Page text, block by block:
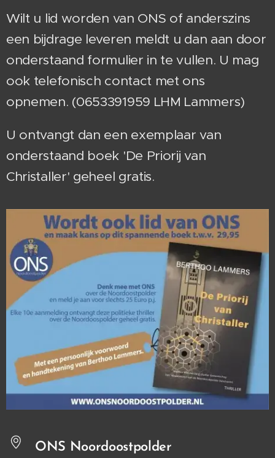
Wilt u lid worden van ONS of anderszins
een bijdrage leveren meldt u dan aan door
onderstaand formulier in te vullen. U mag
ook telefonisch contact met ons
opnemen. (0653391959 LHM Lammers)
U ontvangt dan een exemplaar van
onderstaand boek 'De Priorij van
Christaller' geheel gratis.
ONS Noordoostpolder